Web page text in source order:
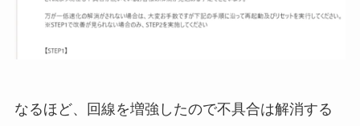
なるほど、回線を増強したので不具合は解消する